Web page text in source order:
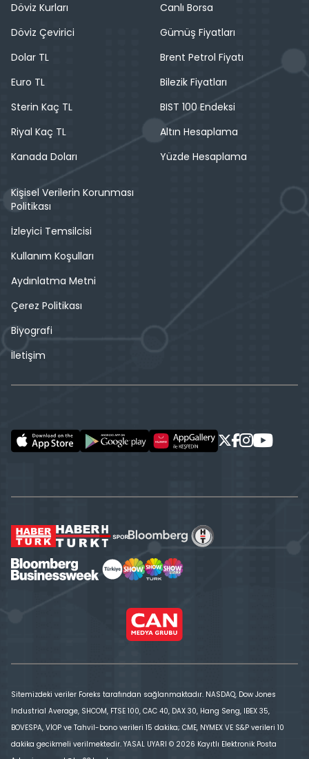
Döviz Kurları
Döviz Çevirici
Dolar TL
Euro TL
Sterin Kaç TL
Riyal Kaç TL
Kanada Doları
Canlı Borsa
Gümüş Fiyatları
Brent Petrol Fiyatı
Bilezik Fiyatları
BIST 100 Endeksi
Altın Hesaplama
Yüzde Hesaplama
Kişisel Verilerin Korunması
Politikası
İzleyici Temsilcisi
Kullanım Koşulları
Aydınlatma Metni
Çerez Politikası
Biyografi
İletişim
Sitemizdeki veriler Foreks tarafından sağlanmaktadır. NASDAQ, Dow Jones
Industrial Average, SHCOM, FTSE 100, CAC 40, DAX 30, Hang Seng, IBEX 35,
BOVESPA, VİOP ve Tahvil-bono verileri 15 dakika; CME, NYMEX VE S&P verileri 10
dakika gecikmeli verilmektedir. YASAL UYARI © 2026 Kayıtlı Elektronik Posta